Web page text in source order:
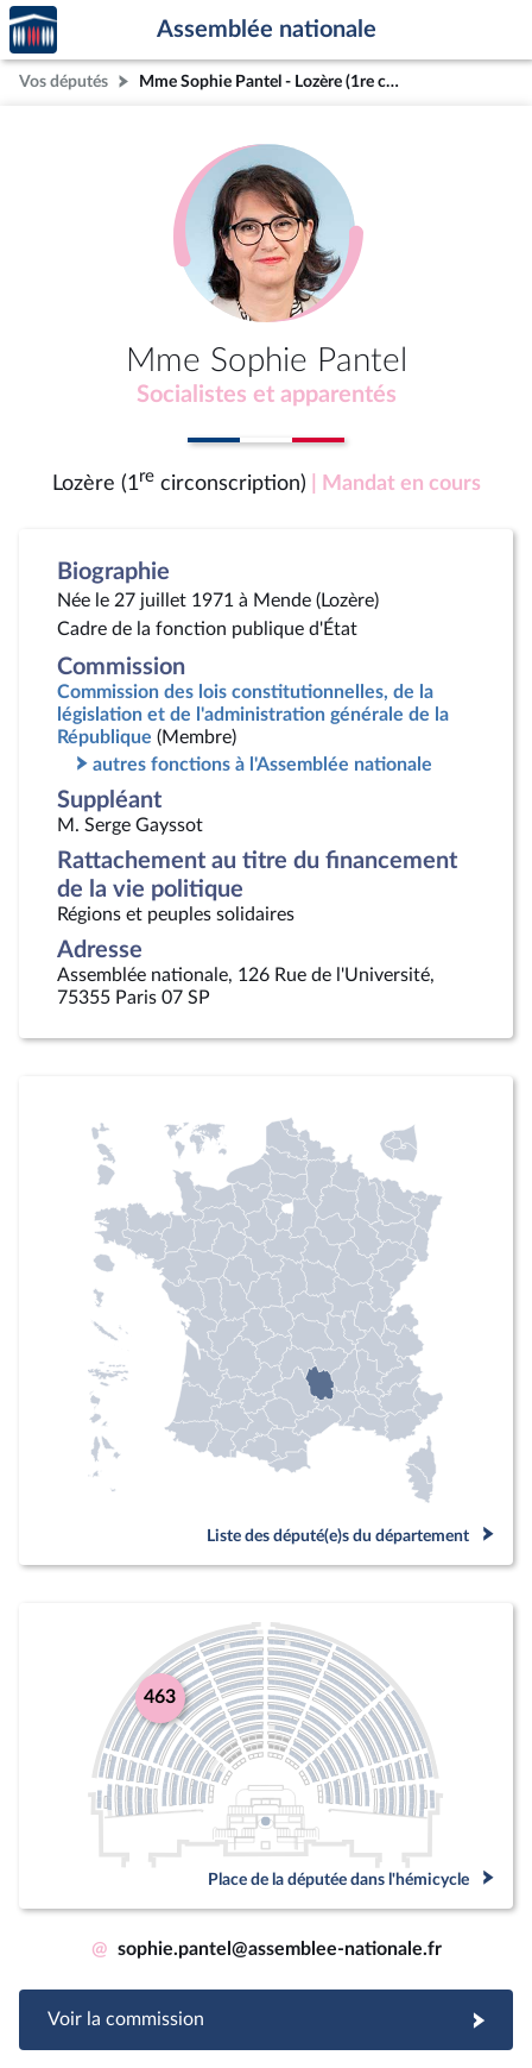
Aller au contenu
Aller en bas de la page
Accèder
à la
page
d'accueil
Assemblée nationale
Vos députés Mme Sophie Pantel - Lozère (1re circonscription)
Mme Sophie Pantel
Socialistes et apparentés
Lozère (1recirconscription) | Mandat en cours
Biographie
Née le 27 juillet 1971 à Mende (Lozère)
Cadre de la fonction publique d'État
Commission
Commission des lois constitutionnelles, de la
législation et de l'administration générale de la
République (Membre)
autres fonctions à l'Assemblée nationale
Suppléant
M. Serge Gayssot
Rattachement au titre du financement
de la vie politique
Régions et peuples solidaires
Adresse
Assemblée nationale, 126 Rue de l'Université,
75355 Paris 07 SP
Liste des député(e)s du département
463
Place de la députée dans l'hémicycle
@ sophie.pantel@assemblee-nationale.fr
Voir la commission